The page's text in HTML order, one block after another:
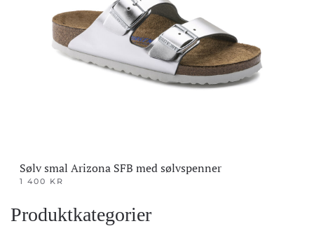
Sølv smal Arizona SFB med sølvspenner
1 400 KR
produktet
Produktkategorier